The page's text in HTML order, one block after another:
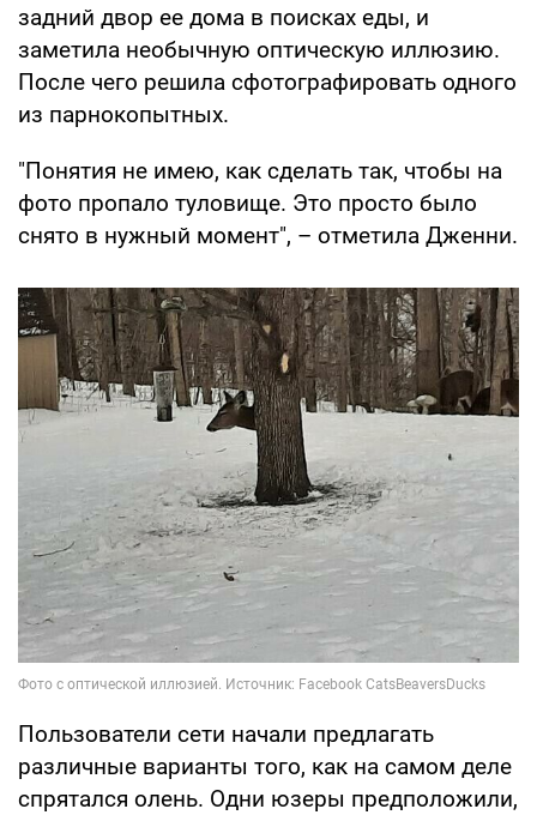
задний двор ее дома в поисках еды, и
заметила необычную оптическую иллюзию.
После чего решила сфотографировать одного
из парнокопытных.
"Понятия не имею, как сделать так, чтобы на
фото пропало туловище. Это просто было
снято в нужный момент", – отметила Дженни.
Пользователи сети начали предлагать
различные варианты того, как на самом деле
спрятался олень. Одни юзеры предположили,